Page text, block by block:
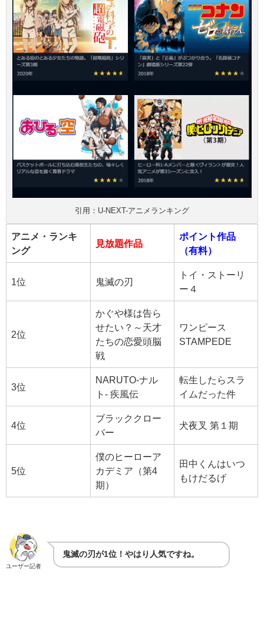
引用：U-NEXT-アニメランキング
アニメ・ランキ
ング
見放題作品
ポイント作品
（有料）
1位 鬼滅の刃
トイ・ストーリ
ー４
2位
かぐや様は告ら
せたい？～天才
たちの恋愛頭脳
戦
ワンピース
STAMPEDE
3位
NARUTO-ナル
ト- 疾風伝
転生したらスラ
イムだった件
4位
ブラッククロー
バー
犬夜叉 第１期
5位
僕のヒーローア
カデミア（第4
期）
田中くんはいつ
もけだるげ
ユーザー記者
鬼滅の刃が1位！やはり人気ですね。